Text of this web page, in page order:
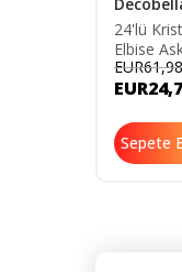
24'lü
Elbise
Askısı
EUR61,98
Sepete